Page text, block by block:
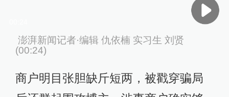
澎湃新闻记者·编辑 仇依楠 实习生 刘贤
(00:24)
商户明目张胆缺斤短两，被戳穿骗局